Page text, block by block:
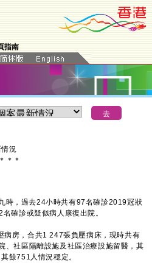
指南
況
＊ ＊ ＊
，過去24小時共有97名確診2019冠狀
確診或疑似病人康復出院。
房，合共1 247張負壓病床，現時共有
、社區隔離設施及社區治療設施留醫，其
餘751人情況穩定。